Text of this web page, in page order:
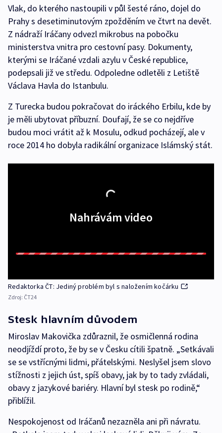
Vlak, do kterého nastoupili v půl šesté ráno, dojel do
Prahy s desetiminutovým zpožděním ve čtvrt na devět.
Z nádraží Iráčany odvezl mikrobus na pobočku
ministerstva vnitra pro cestovní pasy. Dokumenty,
kterými se Iráčané vzdali azylu v České republice,
podepsali již ve středu. Odpoledne odletěli z Letiště
Václava Havla do Istanbulu.
Z Turecka budou pokračovat do iráckého Erbilu, kde by
je měli ubytovat příbuzní. Doufají, že se co nejdříve
budou moci vrátit až k Mosulu, odkud pocházejí, ale v
roce 2014 ho dobyla radikální organizace Islámský stát.
Nahrávám video
Redaktorka ČT: Jediný problém byl s naložením kočárku
Zdroj: ČT24
Stesk hlavním důvodem
Miroslav Makovička zdůraznil, že osmičlenná rodina
neodjíždí proto, že by se v Česku cítili špatně. „Setkávali
se se vstřícnými lidmi, přátelskými. Neslyšel jsem slovo
stížnosti z jejich úst, spíš obavy, jak by to tady zvládali,
obavy z jazykové bariéry. Hlavní byl stesk po rodině,“
přiblížil.
Nespokojenost od Iráčanů nezazněla ani při návratu.